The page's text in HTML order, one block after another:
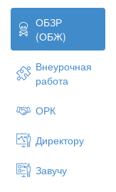
ОБЗР
(ОБЖ)
Внеурочная
работа
ОРК
Директору
Завучу